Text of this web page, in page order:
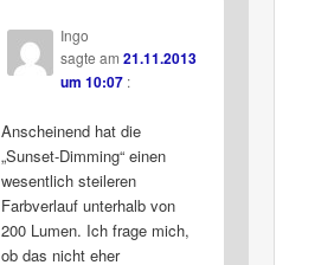
Ingo
sagte am 21.11.2013
um 10:07 :
Anscheinend hat die
„Sunset-Dimming“ einen
wesentlich steileren
Farbverlauf unterhalb von
200 Lumen. Ich frage mich,
ob das nicht eher